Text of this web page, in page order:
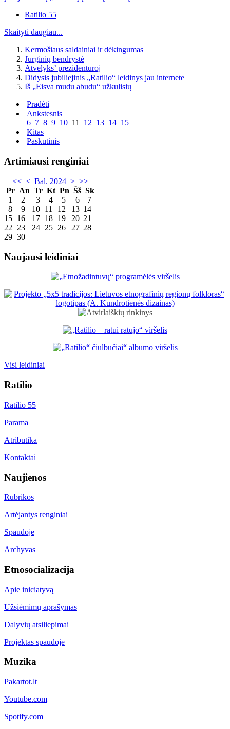
Ratilio 55
Skaityti daugiau...
Kermošiaus saldainiai ir dėkingumas
Jurginių bendrystė
Atvelyks’ prezidentūroj
Didysis jubiliejinis „Ratilio“ leidinys jau internete
Iš „Eisva mudu abudu“ užkulisių
Pradėti
Ankstesnis
6 7 8 9 10 11 12 13 14 15
Kitas
Paskutinis
Artimiausi renginiai
<< < Bal. 2024 > >>
Pr An Tr Kt Pn Šš Sk
1
2 3 4 5 6
7
8
9 10 11 12 13 14
15 16 17 18 19 20 21
22
23 24 25 26 27 28
29 30
Naujausi leidiniai
Visi leidiniai
Ratilio
Ratilio 55
Parama
Atributika
Kontaktai
Naujienos
Rubrikos
Artėjantys renginiai
Spaudoje
Archyvas
Etnosocializacija
Apie iniciatyvą
Užsiėmimų aprašymas
Dalyvių atsiliepimai
Projektas spaudoje
Muzika
Pakartot.lt
Youtube.com
Spotify.com